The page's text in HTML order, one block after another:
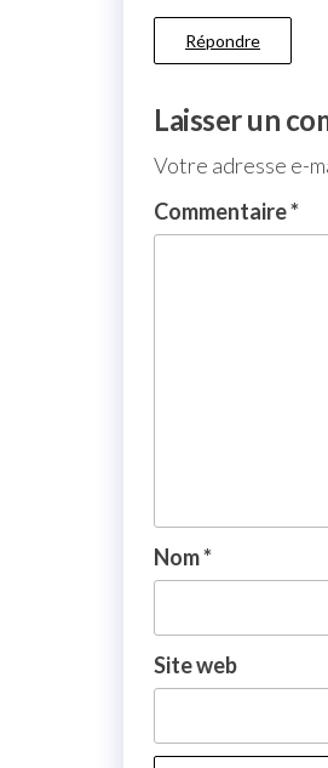
Répondre
Laisser un
Votre adresse e-
Commentaire*
Nom*
Site web